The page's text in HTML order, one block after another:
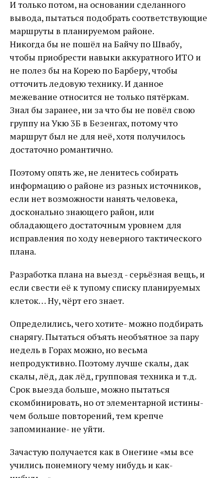
И только потом, на основании сделанного
вывода, пытаться подобрать соответствующие
маршруты в планируемом районе.
Никогда бы не пошёл на Байчу по Швабу,
чтобы приобрести навыки аккуратного ИТО и
не полез бы на Корею по Барберу, чтобы
отточить ледовую технику. И данное
межевание относится не только пятёркам.
Знал бы заранее, ни за что бы не повёл свою
группу на Укю 3Б в Безенгах, потому что
маршрут был не для неё, хотя получилось
достаточно романтично.
Поэтому опять же, не ленитесь собирать
информацию о районе из разных источников,
если нет возможности нанять человека,
досконально знающего район, или
обладающего достаточным уровнем для
исправления по ходу неверного тактического
плана.
Разработка плана на выезд - серьёзная вещь, и
если свести её к тупому списку планируемых
клеток… Ну, чёрт его знает.
Определились, чего хотите- можно подбирать
снарягу. Пытаться объять необъятное за пару
недель в Горах можно, но весьма
непродуктивно. Поэтому лучше скалы, дак
скалы, лёд, дак лёд, групповая техника и т.д.
Срок выезда больше, можно пытаться
скомбинировать, но от элементарной истины-
чем больше повторений, тем крепче
запоминание- не уйти.
Зачастую получается как в Онегине «мы все
учились понемногу чему нибудь и как-